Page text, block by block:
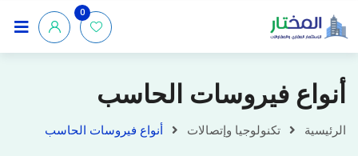
0
أنواع فيروسات الحاسب
الرئيسية تكنولوجيا وإتصالات أنواع فيروسات الحاسب